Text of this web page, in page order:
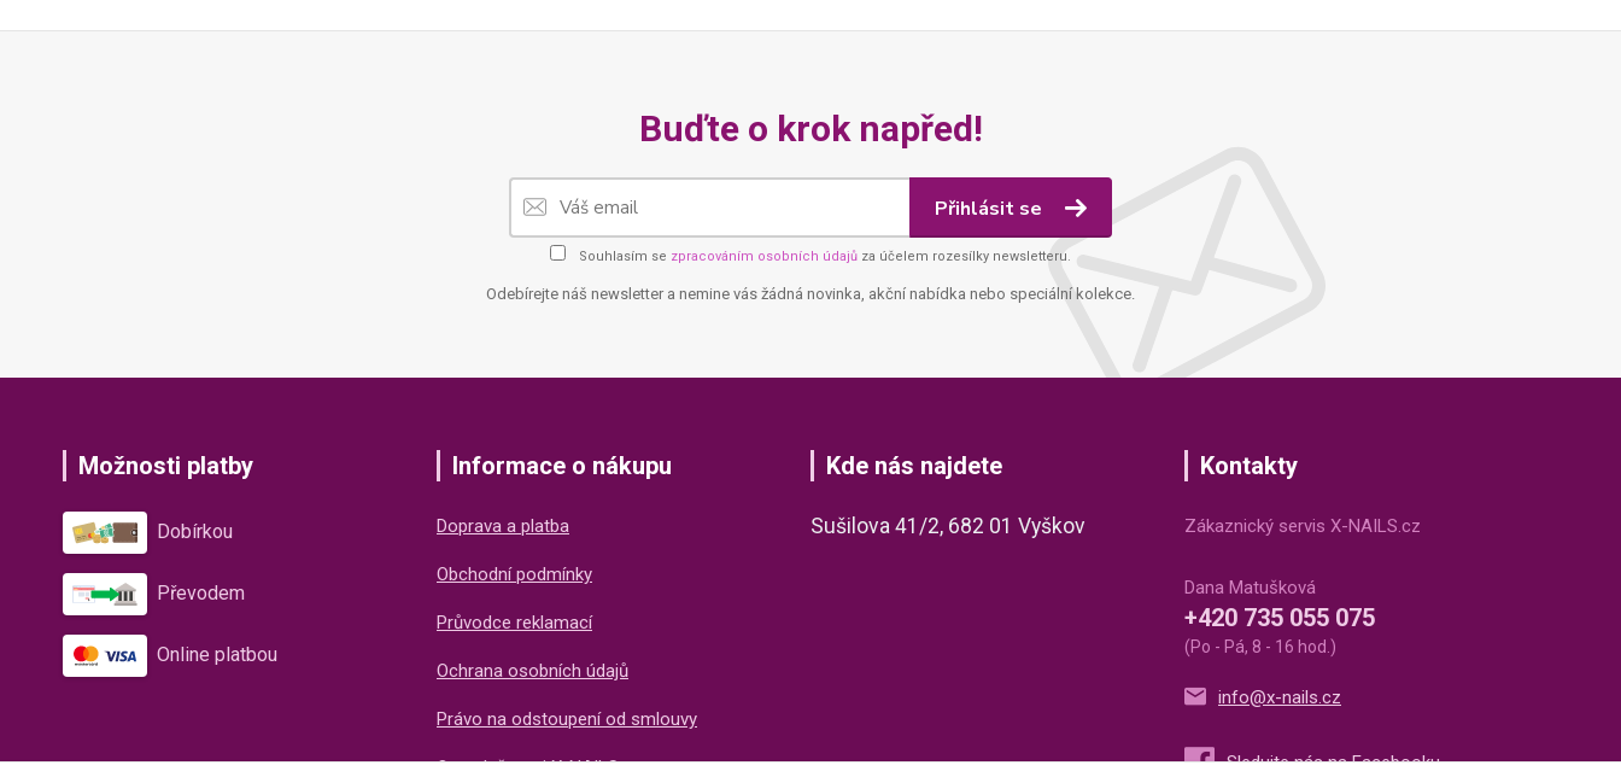
Buďte o krok napřed!
Přihlásit se
Souhlasím se zpracováním osobních údajů za účelem rozesílky newsletteru.
Odebírejte náš newsletter a nemine vás žádná novinka, akční nabídka nebo speciální kolekce.
Možnosti platby
Dobírkou
Převodem
Online platbou
Informace o nákupu
Doprava a platba
Obchodní podmínky
Průvodce reklamací
Ochrana osobních údajů
Právo na odstoupení od smlouvy
O společnosti X-NAILS
Kde nás najdete
Sušilova 41/2, 682 01 Vyškov
Kontakty
Zákaznický servis X-NAILS.cz
Dana Matušková
+420 735 055 075
(Po - Pá, 8 - 16 hod.)
info@x-nails.cz